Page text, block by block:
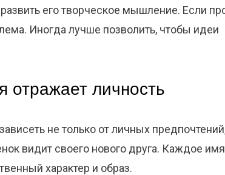
его творческое мышление. Если
Иногда лучше позволить, чтобы идеи
отражает личность
не только от личных
видит своего нового друга. Каждое имя
характер и образ.